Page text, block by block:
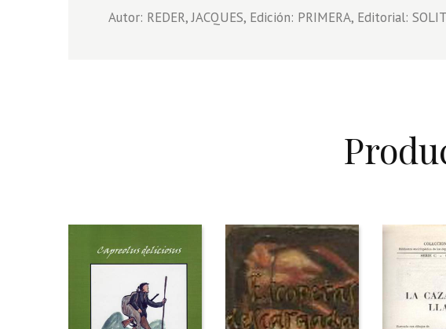
Autor: REDER, JACQUES, Edición: PRIMERA, Editorial: